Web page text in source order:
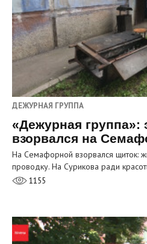
ДЕЖУРНАЯ ГРУППА
«Дежурная группа»:
взорвался на
На Семафорной взорвался щиток:
проводку. На Сурикова ради
1155